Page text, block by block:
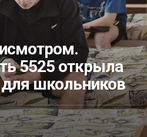
5525 открыла
для школьников